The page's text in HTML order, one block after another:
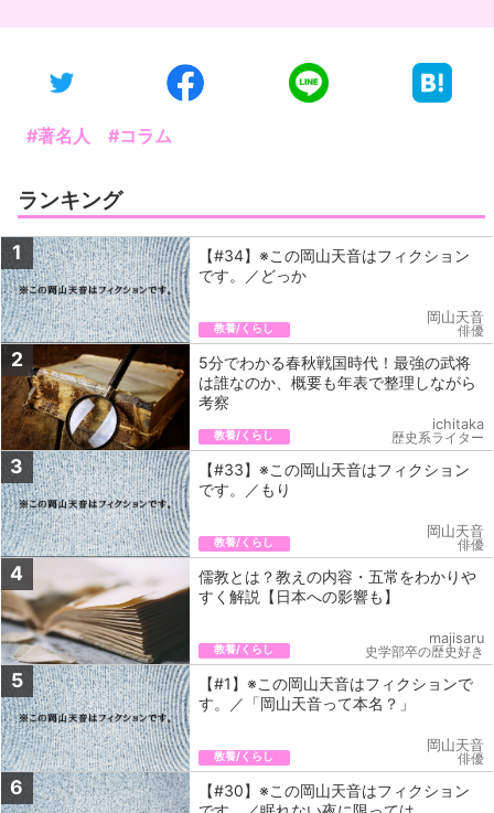
#著名人 #コラム
ランキング
1
【#34】※この岡山天音はフィクション
です。／どっか
教養/くらし
岡山天音
俳優
2
5分でわかる春秋戦国時代！最強の武将
は誰なのか、概要も年表で整理しながら
考察
教養/くらし
ichitaka
歴史系ライター
3
【#33】※この岡山天音はフィクション
です。／もり
教養/くらし
岡山天音
俳優
4
儒教とは？教えの内容・五常をわかりや
すく解説【日本への影響も】
教養/くらし
majisaru
史学部卒の歴史好き
5
【#1】※この岡山天音はフィクションで
す。／「岡山天音って本名？」
教養/くらし
岡山天音
俳優
6
【#30】※この岡山天音はフィクション